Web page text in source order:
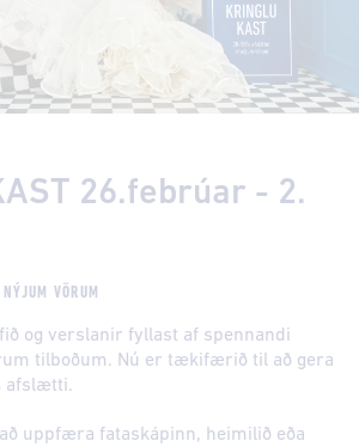
26.febrúar - 2.
VÖRUM
og verslanir fyllast af spennandi
tilboðum. Nú er tækifærið til að gera
afslætti.
uppfæra fataskápinn, heimilið eða